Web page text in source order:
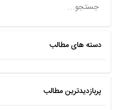
دسته های مطالب
پربازدیدترین مطالب